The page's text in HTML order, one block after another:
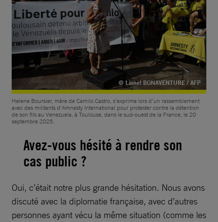
© Lionel BONAVENTURE / AFP
Helene Boursier, mère de Camilo Castro, s’exprime lors d’un rassemblement
avec des militants d’Amnesty International pour protester contre la détention
de son fils au Venezuela, à Toulouse, dans le sud-ouest de la France, le 20
septembre 2025.
Avez-vous hésité à rendre son
cas public ?
Oui, c’était notre plus grande hésitation. Nous avons
discuté avec la diplomatie française, avec d’autres
personnes ayant vécu la même situation (comme les